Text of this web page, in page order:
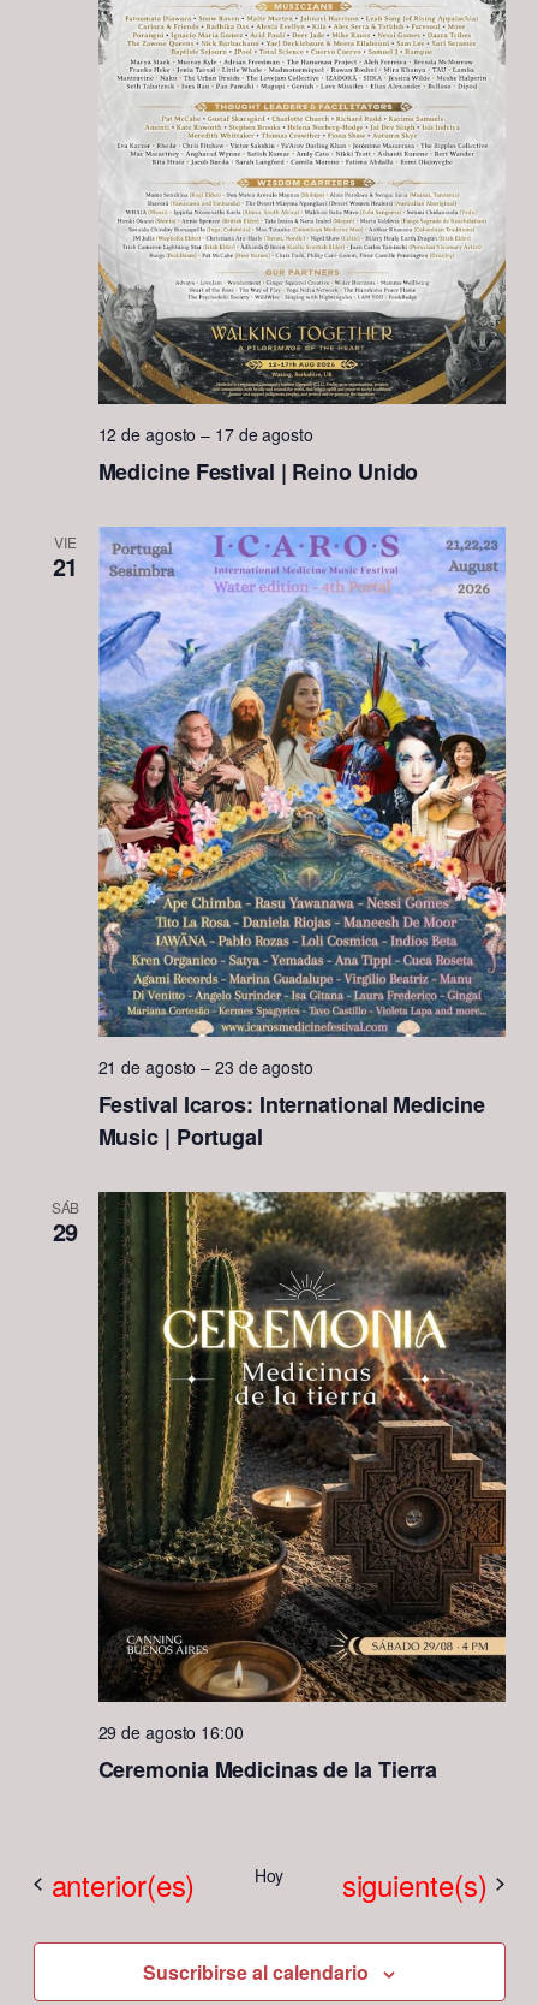
Medicine Festival | Reino Unido
12 de agosto – 17 de agosto
VIE
21
Festival Icaros: International Medicine
Music | Portugal
21 de agosto –23 de agosto
SÁB
29
Ceremonia Medicinas de la Tierra
29 de agosto 16:00
Eventos
anterior(es) Hoy Eventos
siguiente(s)
Suscribirse al calendario